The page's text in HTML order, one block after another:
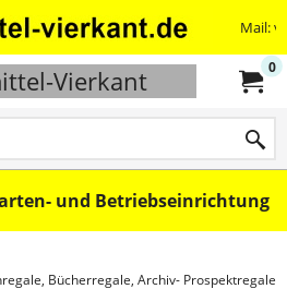
Mail:
Vierkant 0
und Betriebseinrichtung
Bücherregale, Archiv- Prospektregale